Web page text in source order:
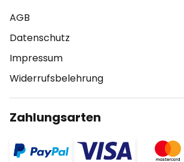
AGB
Datenschutz
Impressum
Widerrufsbelehrung
Zahlungsarten